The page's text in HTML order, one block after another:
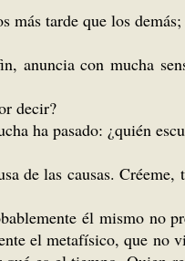
tarde que los
anuncia con mucha
decir?
ha pasado: ¿quién
de las causas. Créeme,
él mismo no
el metafísico, que no